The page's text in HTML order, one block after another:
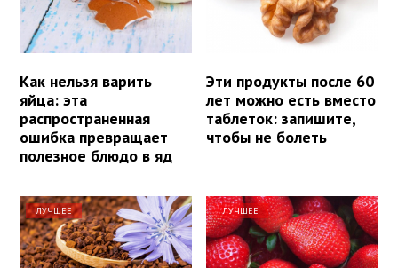
Как нельзя варить
яйца: эта
распространенная
ошибка превращает
полезное блюдо в яд
Эти продукты после 60
лет можно есть вместо
таблеток: запишите,
чтобы не болеть
ЛУЧШЕЕ ЛУЧШЕЕ